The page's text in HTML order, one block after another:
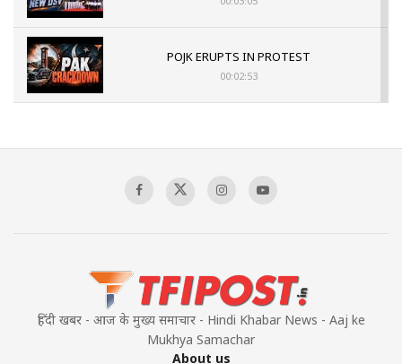
POJK ERUPTS IN PROTEST
00:02:53
Sagar
हिंदी खबर - आज के मुख्य समाचार - Hindi Khabar News - Aaj ke
Mukhya Samachar
About us